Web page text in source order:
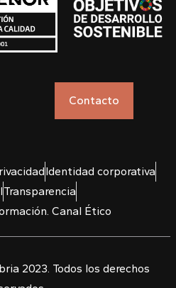
Contacto
Identidad corporativa
Transparencia
Canal Ético
2023. Todos los derechos